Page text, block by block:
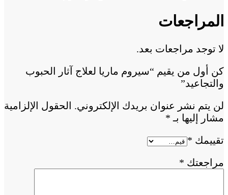
المراجعات
لا توجد مراجعات بعد.
كن أول من يقيم “سيروم ماريا لعلاج آثار الحبوب
والتجاعيد”
لن يتم نشر عنوان بريدك الإلكتروني. الحقول الإلزامية
مشار إليها بـ *
تقييمك *
مراجعتك *